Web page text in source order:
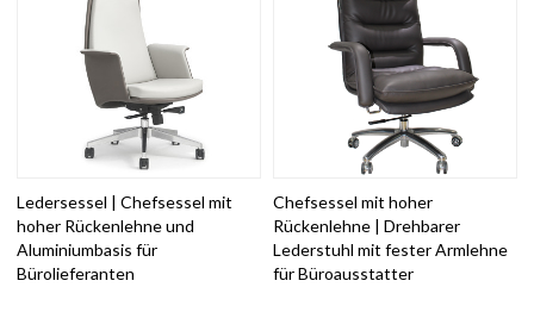
Ledersessel | Chefsessel mit
hoher Rückenlehne und
Aluminiumbasis für
Bürolieferanten
Chefsessel mit hoher
Rückenlehne | Drehbarer
Lederstuhl mit fester Armlehne
für Büroausstatter